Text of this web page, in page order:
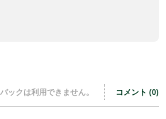
ックは利用できません。 コメント (0)